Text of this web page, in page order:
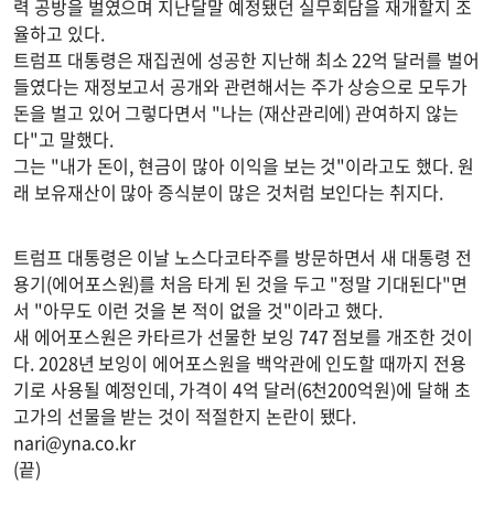
력 공방을 벌였으며 지난달말 예정됐던 실무회담을 재개할지 조
율하고 있다.
트럼프 대통령은 재집권에 성공한 지난해 최소 22억 달러를 벌어
들였다는 재정보고서 공개와 관련해서는 주가 상승으로 모두가
돈을 벌고 있어 그렇다면서 "나는 (재산관리에) 관여하지 않는
다"고 말했다.
그는 "내가 돈이, 현금이 많아 이익을 보는 것"이라고도 했다. 원
래 보유재산이 많아 증식분이 많은 것처럼 보인다는 취지다.
트럼프 대통령은 이날 노스다코타주를 방문하면서 새 대통령 전
용기(에어포스원)를 처음 타게 된 것을 두고 "정말 기대된다"면
서 "아무도 이런 것을 본 적이 없을 것"이라고 했다.
새 에어포스원은 카타르가 선물한 보잉 747 점보를 개조한 것이
다. 2028년 보잉이 에어포스원을 백악관에 인도할 때까지 전용
기로 사용될 예정인데, 가격이 4억 달러(6천200억원)에 달해 초
고가의 선물을 받는 것이 적절한지 논란이 됐다.
nari@yna.co.kr
(끝)